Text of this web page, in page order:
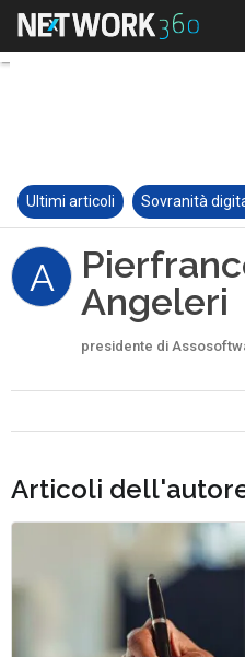
Ultimi articoli Sovranità
A
Angeleri
presidente di
Articoli